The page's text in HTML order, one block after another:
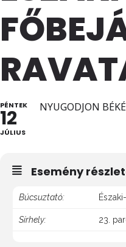
PÉNTEK
12
JÚLIUS
NYUGODJON
Esemény
Búcsuztató:
Sírhely: 23.